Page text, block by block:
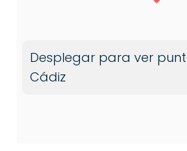
Desplegar para ver
Cádiz